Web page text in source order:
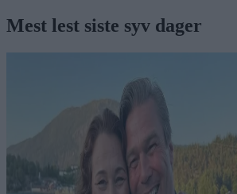
Mest lest siste syv dager